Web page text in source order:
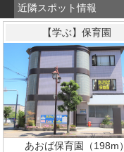
近隣スポット情報
【学ぶ】保育園
あおば保育園（198m）